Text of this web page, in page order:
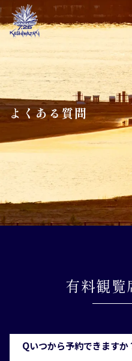
よくある質問
有料観覧
Qいつから予約できますか